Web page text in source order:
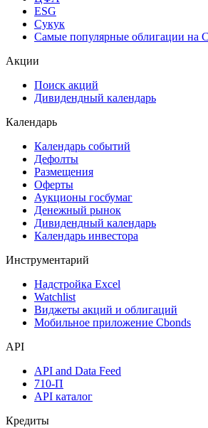
ESG
Сукук
Самые популярные облигации на
Акции
Поиск акций
Дивидендный календарь
Календарь
Календарь событий
Дефолты
Размещения
Оферты
Аукционы госбумаг
Денежный рынок
Дивидендный календарь
Календарь инвестора
Инструментарий
Надстройка Excel
Watchlist
Виджеты акций и облигаций
Мобильное приложение Cbonds
API
API and Data Feed
710-П
API каталог
Кредиты